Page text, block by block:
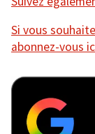
Si vous
abonnez-vous